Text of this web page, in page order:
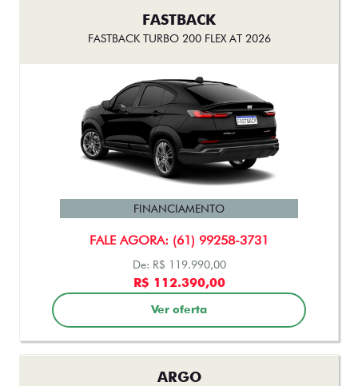
FASTBACK
FASTBACK TURBO 200 FLEX AT 2026
FALE AGORA: (61) 99258-3731
FINANCIAMENTO
De: R$ 119.990,00
R$ 112.390,00
Ver oferta
ARGO